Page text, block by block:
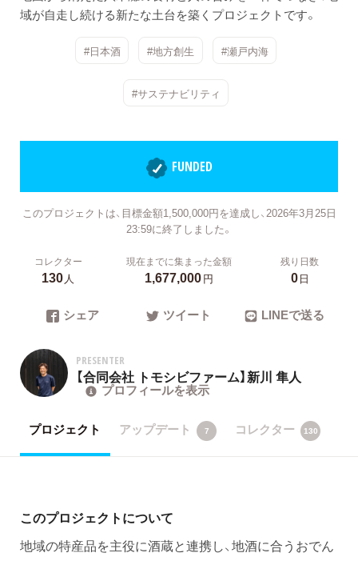
域が自走し続ける新たな土台を築くプロジェクトです。
#日本酒 #地方創生 #瀬戸内海
#サステナビリティ
FUNDED
このプロジェクトは、目標金額1,500,000円を達成し、2026年3月25日
23:59に終了しました。
コレクター
130人
現在までに集まった金額
1,677,000円
残り日数
0日
シェア ツイート LINEで送る
PRESENTER
【合同会社 トモシビファーム】新川 隼人
プロフィールを表示
プロジェクト アップデート 7 コレクター 130
このプロジェクトについて
地域の特産品を主役に酒蔵と連携し、地酒に合うおでん